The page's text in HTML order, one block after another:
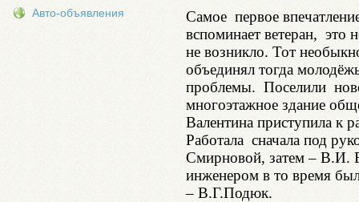
Авто-объявления
Самое первое
вспоминает ветеран, это
не возникло. Тот
объединял тогда
проблемы. Поселили
многоэтажное здание
Валентина приступила к
Работала сначала под
Смирновой, затем –
инженером в то время
– В.Г.Подюк.